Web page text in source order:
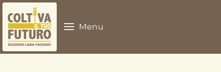
Menu